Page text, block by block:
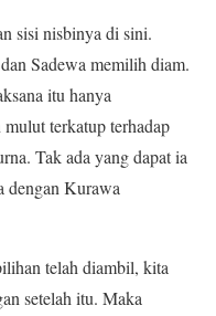
sisi nisbinya di sini.
Sadewa memilih diam.
itu hanya
terkatup terhadap
Tak ada yang dapat ia
dengan Kurawa
telah diambil, kita
setelah itu. Maka